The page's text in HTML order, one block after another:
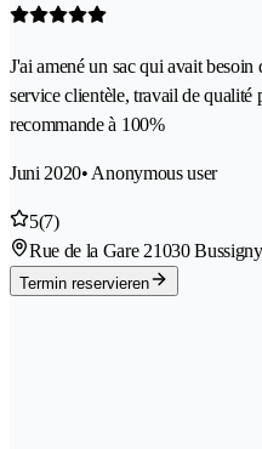
J'ai amené un sac qui avait
service clientèle, travail de qualité
recommande à 100%
Juni 2020• Anonymous user
5(7)
Rue de la Gare 21030 Bussigny
Termin reservieren